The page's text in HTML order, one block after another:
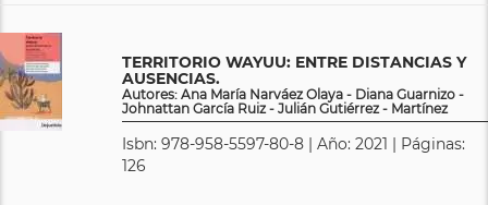
TERRITORIO WAYUU: ENTRE DISTANCIAS Y
AUSENCIAS.
Autores: Ana María Narváez Olaya - Diana Guarnizo -
Johnattan García Ruiz - Julián Gutiérrez - Martínez
Isbn: 978-958-5597-80-8 | Año: 2021 | Páginas:
126